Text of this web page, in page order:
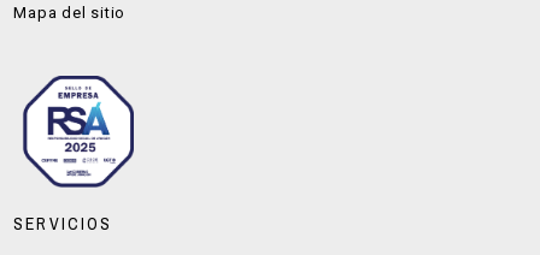
Mapa del sitio
SERVICIOS